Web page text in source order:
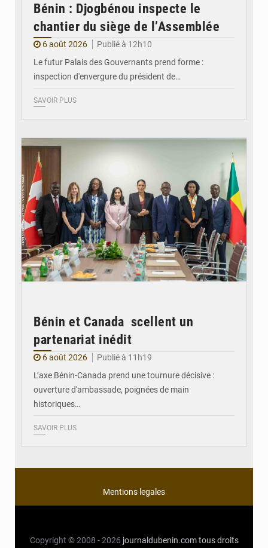
Bénin : Djogbénou inspecte le
chantier du siège de l’Assemblée
6 août 2026
Publié à 12h10
Le futur Palais des Gouvernants prend forme :
inspection d'envergure du président de…
SAVOIR PLUS
Bénin et Canada scellent un
partenariat inédit
6 août 2026
Publié à 11h19
L’axe Bénin-Canada prend une tournure décisive :
ouverture d'ambassade, poignées de main
historiques…
SAVOIR PLUS
Mentions legales
Copyright © 2008 - 2026 journaldubenin.com tous droits